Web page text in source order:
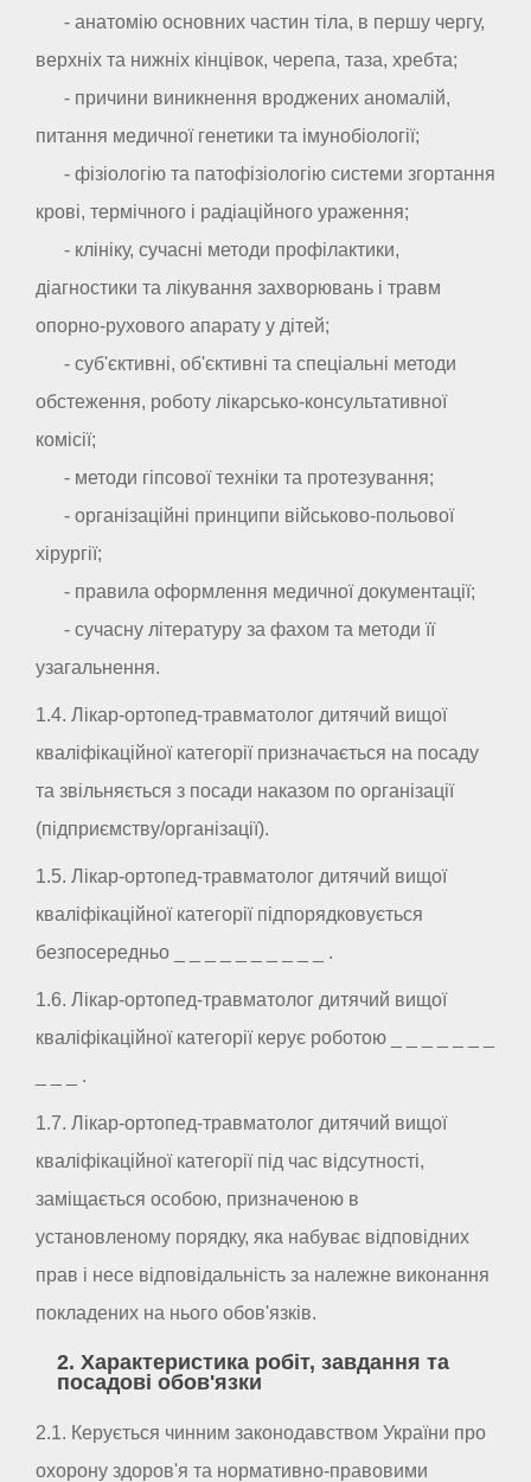
- анатомію основних частин тіла, в першу чергу,
верхніх та нижніх кінцівок, черепа, таза, хребта;
- причини виникнення вроджених аномалій,
питання медичної генетики та імунобіології;
- фізіологію та патофізіологію системи згортання
крові, термічного і радіаційного ураження;
- клініку, сучасні методи профілактики,
діагностики та лікування захворювань і травм
опорно-рухового апарату у дітей;
- суб'єктивні, об'єктивні та спеціальні методи
обстеження, роботу лікарсько-консультативної
комісії;
- методи гіпсової техніки та протезування;
- організаційні принципи військово-польової
хірургії;
- правила оформлення медичної документації;
- сучасну літературу за фахом та методи її
узагальнення.
1.4. Лікар-ортопед-травматолог дитячий вищої
кваліфікаційної категорії призначається на посаду
та звільняється з посади наказом по організації
(підприємству/організації).
1.5. Лікар-ортопед-травматолог дитячий вищої
кваліфікаційної категорії підпорядковується
безпосередньо _ _ _ _ _ _ _ _ _ _ .
1.6. Лікар-ортопед-травматолог дитячий вищої
кваліфікаційної категорії керує роботою _ _ _ _ _ _ _
_ _ _ .
1.7. Лікар-ортопед-травматолог дитячий вищої
кваліфікаційної категорії під час відсутності,
заміщається особою, призначеною в
установленому порядку, яка набуває відповідних
прав і несе відповідальність за належне виконання
покладених на нього обов'язків.
2. Характеристика робіт, завдання та
посадові обов'язки
2.1. Керується чинним законодавством України про
охорону здоров'я та нормативно-правовими